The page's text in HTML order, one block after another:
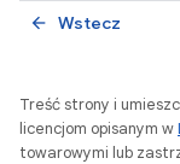
Wstecz
arrow_back
Treść strony i
licencjom opisanym w
towarowymi lub